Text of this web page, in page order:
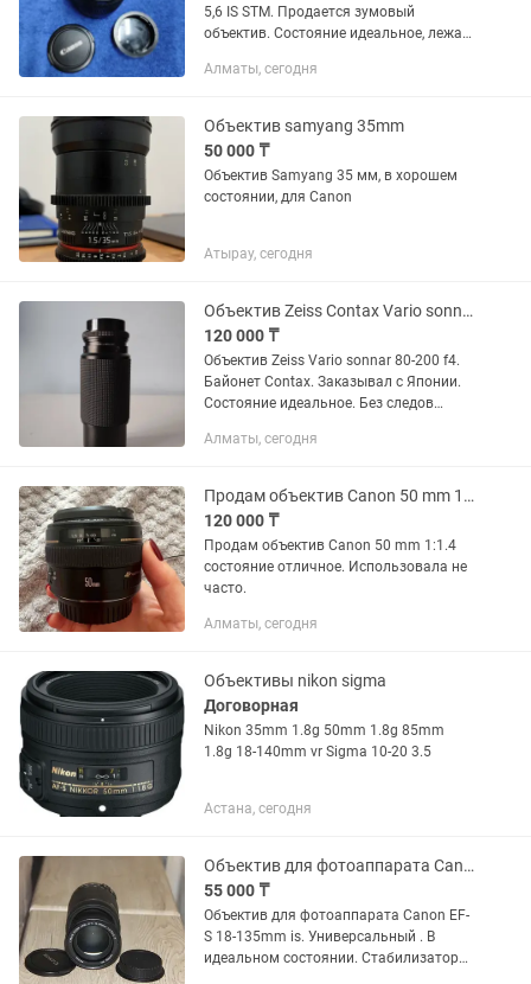
5,6 IS STM. Продается зумовый
объектив. Состояние идеальное, лежал
Идеально для видеосъёмки так как он
Алматы, сегодня
Объектив samyang 35mm
50 000 ₸
Объектив Samyang 35 мм, в хорошем
состоянии, для Canon
Атырау, сегодня
Объектив Zeiss Contax Vario sonnar 80-200 f4.
120 000 ₸
Объектив Zeiss Vario sonnar 80-200 f4.
Байонет Contax. Заказывал с Японии.
Состояние идеальное. Без следов
Продаю так как не пользуюсь. Только
Алматы, сегодня
Продам объектив Canon 50 mm 1-1,4.
120 000 ₸
Продам объектив Canon 50 mm 1:1.4
состояние отличное. Использовала не
часто.
Алматы, сегодня
Объективы nikon sigma
Договорная
Nikon 35mm 1.8g 50mm 1.8g 85mm
1.8g 18-140mm vr Sigma 10-20 3.5
Астана, сегодня
Объектив для фотоаппарата Canon EF-S 18-135mm is. Универсальный .
55 000 ₸
Объектив для фотоаппарата Canon EF-
S 18-135mm is. Универсальный . В
идеальном состоянии. Стабилизатор